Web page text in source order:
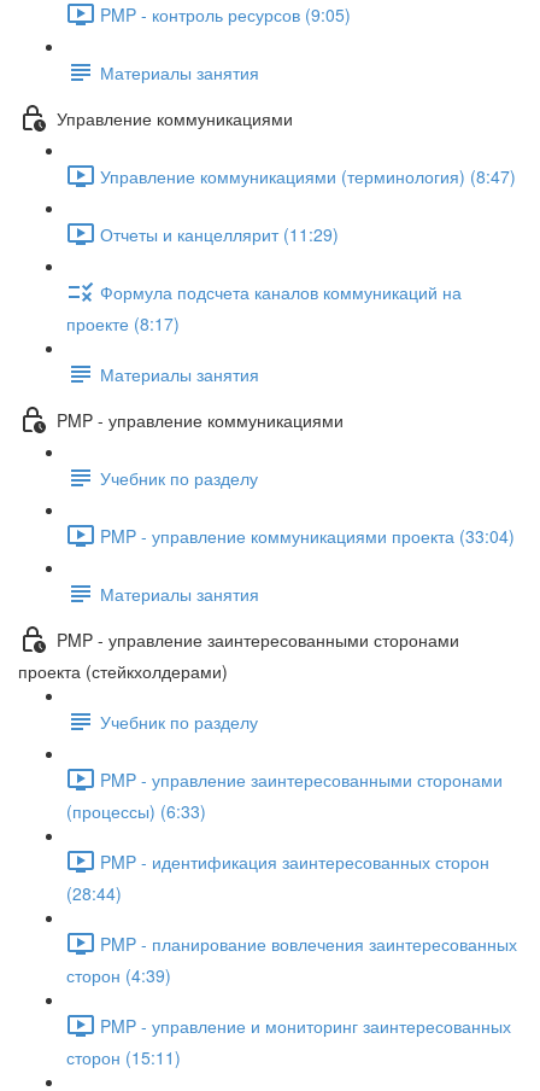
PMP - контроль ресурсов (9:05)
Материалы занятия
Управление коммуникациями
Управление коммуникациями (терминология) (8:47)
Отчеты и канцеллярит (11:29)
Формула подсчета каналов коммуникаций на
проекте (8:17)
Материалы занятия
PMP - управление коммуникациями
Учебник по разделу
PMP - управление коммуникациями проекта (33:04)
Материалы занятия
PMP - управление заинтересованными сторонами
проекта (стейкхолдерами)
Учебник по разделу
PMP - управление заинтересованными сторонами
(процессы) (6:33)
PMP - идентификация заинтересованных сторон
(28:44)
PMP - планирование вовлечения заинтересованных
сторон (4:39)
PMP - управление и мониторинг заинтересованных
сторон (15:11)